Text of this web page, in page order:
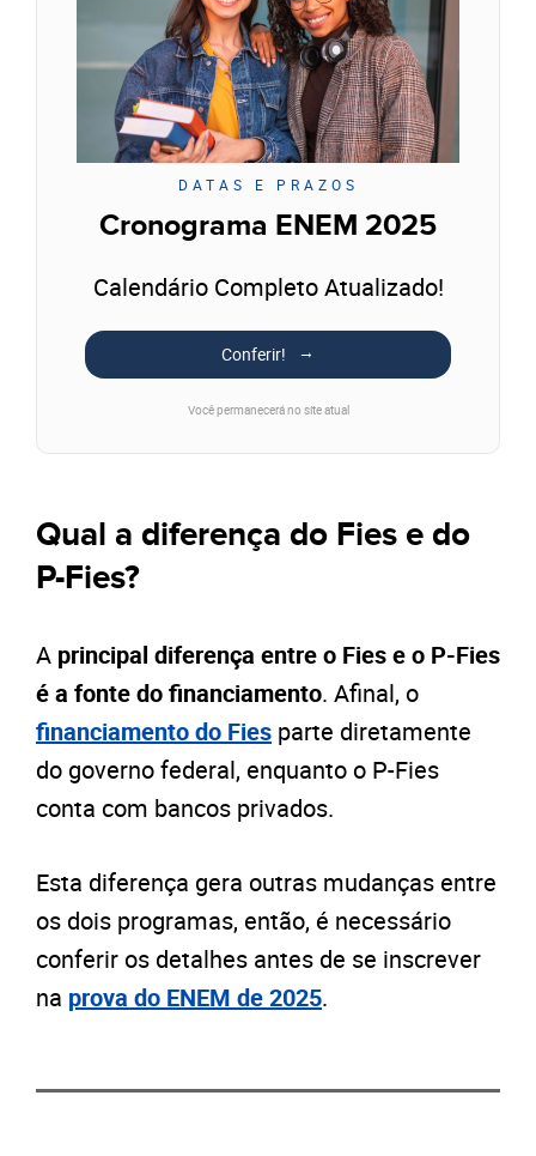
DATAS E PRAZOS
Cronograma ENEM 2025
Calendário Completo Atualizado!
Conferir!
Você permanecerá no site atual
Qual a diferença do Fies e do
P-Fies?
A principal diferença entre o Fies e o P-Fies
é a fonte do financiamento. Afinal, o
financiamento do Fies parte diretamente
do governo federal, enquanto o P-Fies
conta com bancos privados.
Esta diferença gera outras mudanças entre
os dois programas, então, é necessário
conferir os detalhes antes de se inscrever
na prova do ENEM de 2025.